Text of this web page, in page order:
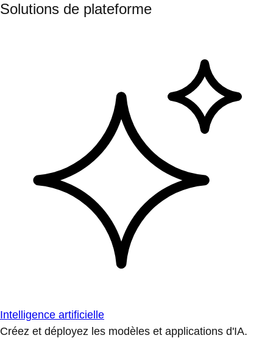
Solutions de plateforme
Intelligence artificielle
Créez et déployez les modèles et applications d'IA.